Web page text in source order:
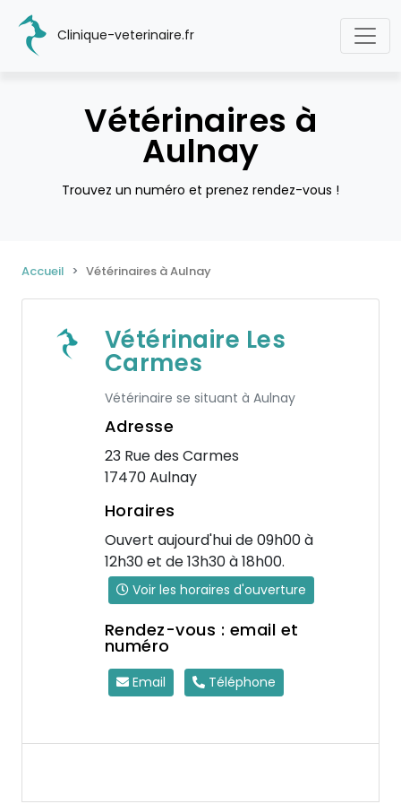
Clinique-veterinaire.fr
Vétérinaires à
Aulnay
Trouvez un numéro et prenez rendez-vous !
Accueil Vétérinaires à Aulnay
Vétérinaire Les
Carmes
Vétérinaire se situant à Aulnay
Adresse
23 Rue des Carmes
17470 Aulnay
Horaires
Ouvert aujourd'hui de 09h00 à
12h30 et de 13h30 à 18h00.
Voir les horaires d'ouverture
Rendez-vous : email et
numéro
Email Téléphone